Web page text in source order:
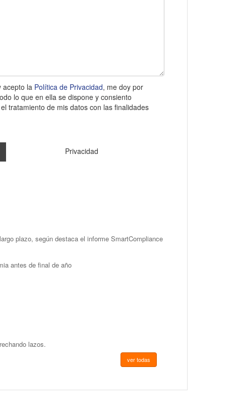
la Política de Privacidad, me doy por
lo que en ella se dispone y consiento
tratamiento de mis datos con las finalidades
Privacidad
plazo, según destaca el informe SmartCompliance
antes de final de año
lazos.
ver todas